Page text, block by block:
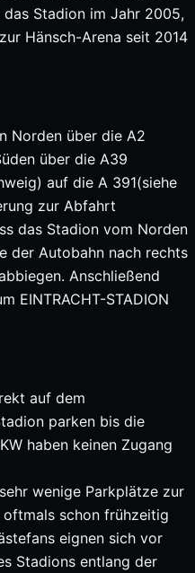
Stadion im Jahr 2005,
Hänsch-Arena seit 2014
Norden über die A2
über die A39
auf die A 391(siehe
zur Abfahrt
das Stadion vom Norden
der Autobahn nach rechts
Anschließend
EINTRACHT-STADION
auf dem
parken bis die
haben keinen Zugang
wenige Parkplätze zur
schon frühzeitig
eignen sich vor
Stadions entlang der